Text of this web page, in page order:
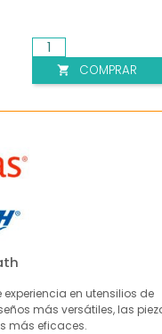
en utensilios de
más versátiles, las
más eficaces.
 COMPRAR